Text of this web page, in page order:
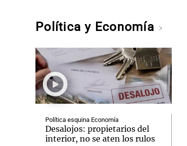
Política y Economía
Política esquina Economía
Desalojos: propietarios del
interior, no se aten los rulos